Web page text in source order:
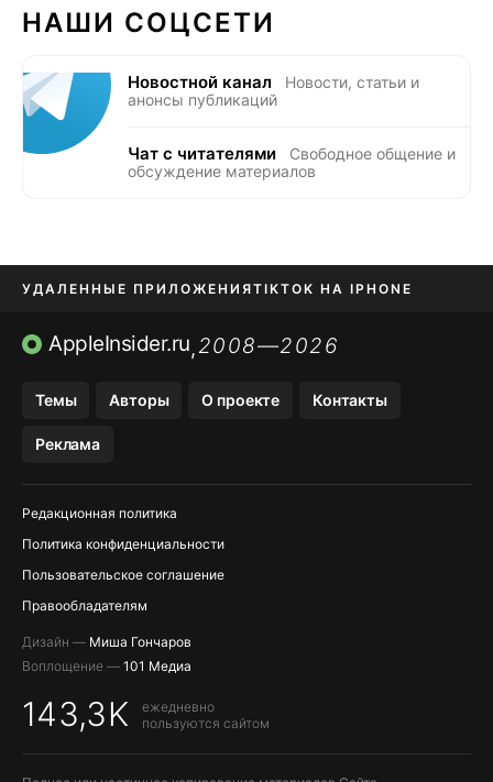
НАШИ СОЦСЕТИ
Новостной канал
Новости, статьи и
анонсы публикаций
Чат с читателями
Свободное общение и
обсуждение материалов
УДАЛЕННЫЕ ПРИЛОЖЕНИЯTIKTOK НА IPHONE
ПРИЛОЖЕНИЯ БЕЗ APP STORE
AppleInsider.ru,2008—2026
Темы Авторы О проекте Контакты
Реклама
Редакционная политика
Политика конфиденциальности
Пользовательское соглашение
Правообладателям
Дизайн — Миша Гончаров
Воплощение — 101 Медиа
143,3K
ежедневно
пользуются сайтом